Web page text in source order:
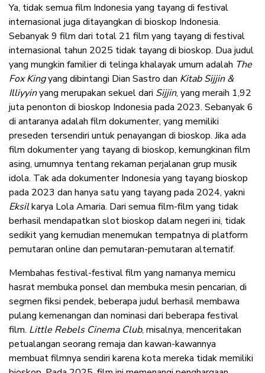
Ya, tidak semua film Indonesia yang tayang di festival
internasional juga ditayangkan di bioskop Indonesia.
Sebanyak 9 film dari total 21 film yang tayang di festival
internasional tahun 2025 tidak tayang di bioskop. Dua judul
yang mungkin familier di telinga khalayak umum adalah The
Fox Kingyang dibintangi Dian Sastro dan Kitab Sijjin &
Illiyyinyang merupakan sekuel dari Sijjin, yang meraih 1,92
juta penonton di bioskop Indonesia pada 2023. Sebanyak 6
di antaranya adalah film dokumenter, yang memiliki
preseden tersendiri untuk penayangan di bioskop. Jika ada
film dokumenter yang tayang di bioskop, kemungkinan film
asing, umumnya tentang rekaman perjalanan grup musik
idola. Tak ada dokumenter Indonesia yang tayang bioskop
pada 2023 dan hanya satu yang tayang pada 2024, yakni
Eksilkarya Lola Amaria. Dari semua film-film yang tidak
berhasil mendapatkan slot bioskop dalam negeri ini, tidak
sedikit yang kemudian menemukan tempatnya di platform
pemutaran online dan pemutaran-pemutaran alternatif.
Membahas festival-festival film yang namanya memicu
hasrat membuka ponsel dan membuka mesin pencarian, di
segmen fiksi pendek, beberapa judul berhasil membawa
pulang kemenangan dan nominasi dari beberapa festival
film. Little Rebels Cinema Club, misalnya, menceritakan
petualangan seorang remaja dan kawan-kawannya
membuat filmnya sendiri karena kota mereka tidak memiliki